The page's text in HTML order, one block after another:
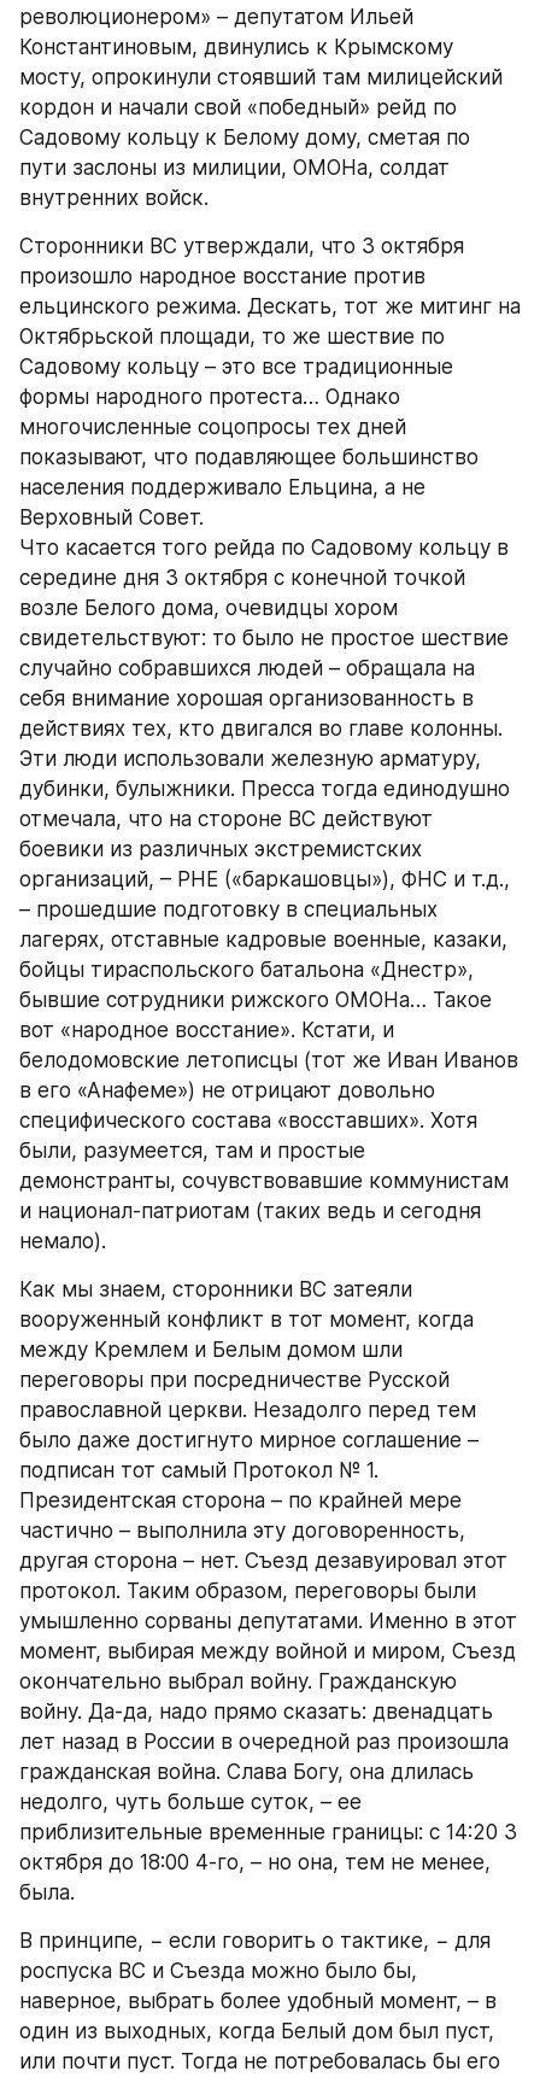
революционером» – депутатом Ильей
Константиновым, двинулись к Крымскому
мосту, опрокинули стоявший там милицейский
кордон и начали свой «победный» рейд по
Садовому кольцу к Белому дому, сметая по
пути заслоны из милиции, ОМОНа, солдат
внутренних войск.
Сторонники ВС утверждали, что 3 октября
произошло народное восстание против
ельцинского режима. Дескать, тот же митинг на
Октябрьской площади, то же шествие по
Садовому кольцу – это все традиционные
формы народного протеста… Однако
многочисленные соцопросы тех дней
показывают, что подавляющее большинство
населения поддерживало Ельцина, а не
Верховный Совет.
Что касается того рейда по Садовому кольцу в
середине дня 3 октября с конечной точкой
возле Белого дома, очевидцы хором
свидетельствуют: то было не простое шествие
случайно собравшихся людей – обращала на
себя внимание хорошая организованность в
действиях тех, кто двигался во главе колонны.
Эти люди использовали железную арматуру,
дубинки, булыжники. Пресса тогда единодушно
отмечала, что на стороне ВС действуют
боевики из различных экстремистских
организаций, – РНЕ («баркашовцы»), ФНС и т.д.,
– прошедшие подготовку в специальных
лагерях, отставные кадровые военные, казаки,
бойцы тираспольского батальона «Днестр»,
бывшие сотрудники рижского ОМОНа… Такое
вот «народное восстание». Кстати, и
белодомовские летописцы (тот же Иван Иванов
в его «Анафеме») не отрицают довольно
специфического состава «восставших». Хотя
были, разумеется, там и простые
демонстранты, сочувствовавшие коммунистам
и национал-патриотам (таких ведь и сегодня
немало).
Как мы знаем, сторонники ВС затеяли
вооруженный конфликт в тот момент, когда
между Кремлем и Белым домом шли
переговоры при посредничестве Русской
православной церкви. Незадолго перед тем
было даже достигнуто мирное соглашение –
подписан тот самый Протокол № 1.
Президентская сторона – по крайней мере
частично – выполнила эту договоренность,
другая сторона – нет. Съезд дезавуировал этот
протокол. Таким образом, переговоры были
умышленно сорваны депутатами. Именно в этот
момент, выбирая между войной и миром, Съезд
окончательно выбрал войну. Гражданскую
войну. Да-да, надо прямо сказать: двенадцать
лет назад в России в очередной раз произошла
гражданская война. Слава Богу, она длилась
недолго, чуть больше суток, – ее
приблизительные временные границы: с 14:20 3
октября до 18:00 4-го, – но она, тем не менее,
была.
В принципе, − если говорить о тактике, − для
роспуска ВС и Съезда можно было бы,
наверное, выбрать более удобный момент, – в
один из выходных, когда Белый дом был пуст,
или почти пуст. Тогда не потребовалась бы его